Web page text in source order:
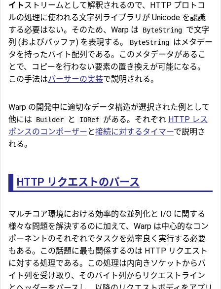
イトストリームとして解釈されるので、HTTP プロトコ
ルの処理に使われる文字列ライブラリが Unicode を認識
する必要はない。そのため、Warp は
ByteString で文字
列 (およびバッファ) を表現する。
ByteString はメタデー
タを持ったバイト配列である。このメタデータがあるこ
とで、コピーを行わない要素の置き換えが可能になる。
この手法はパーサーの実装で説明される。
Warp の開発中に適切なデータ構造が選択された例として
他には
Builder と IORef がある。それぞれ HTTP レス
ポンスのコンポーザー と接続に対するタイマーで説明さ
れる。
HTTP リクエストのパース
マルチコア環境における効率的な並列化と I/O に関する
様々な問題を解決するのに加えて、Warp は中心的なコン
ポーネントのそれぞれでタスクを効率良く実行する必要
もある。この話題に最も関係するのは HTTP リクエスト
に対する処理である。この処理は内向きソケットからバ
イト列を受け取り、そのバイト列からリクエストライン